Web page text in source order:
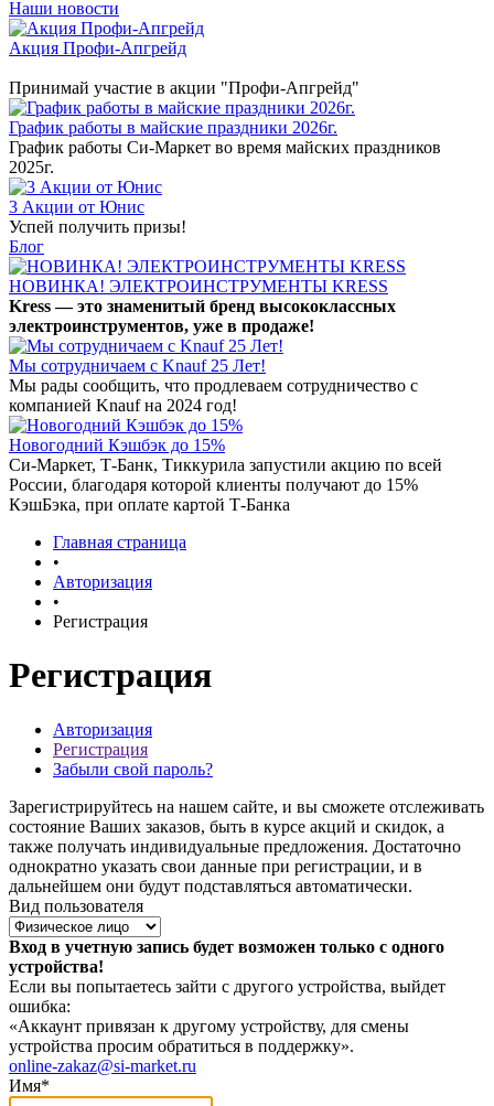
Наши новости
Акция Профи-Апгрейд
Принимай участие в акции "Профи-Апгрейд"
График работы в майские праздники 2026г.
График работы Си-Маркет во время майских праздников
2025г.
3 Акции от Юнис
Успей получить призы!
Блог
НОВИНКА! ЭЛЕКТРОИНСТРУМЕНТЫ KRESS
Kress — это знаменитый бренд высококлассных
электроинструментов, уже в продаже!
Мы сотрудничаем с Knauf 25 Лет!
Мы рады сообщить, что продлеваем сотрудничество с
компанией Knauf на 2024 год!
Новогодний Кэшбэк до 15%
Си-Маркет, Т-Банк, Тиккурила запустили акцию по всей
России, благодаря которой клиенты получают до 15%
КэшБэка, при оплате картой Т-Банка
Главная страница
•
Авторизация
•
Регистрация
Регистрация
Авторизация
Регистрация
Забыли свой пароль?
Зарегистрируйтесь на нашем сайте, и вы сможете отслеживать
состояние Ваших заказов, быть в курсе акций и скидок, а
также получать индивидуальные предложения. Достаточно
однократно указать свои данные при регистрации, и в
дальнейшем они будут подставляться автоматически.
Вид пользователя
Вход в учетную запись будет возможен только с одного
устройства!
Если вы попытаетесь зайти с другого устройства, выйдет
ошибка:
«Аккаунт привязан к другому устройству, для смены
устройства просим обратиться в поддержку».
online-zakaz@si-market.ru
Имя*